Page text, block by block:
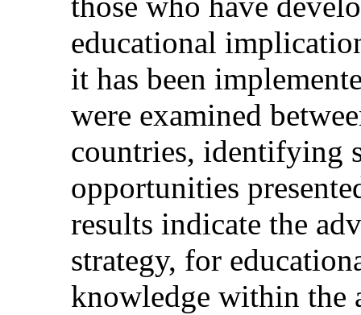
educational
it has been
were examined
countries, identifying
opportunities
results indicate the
strategy, for
knowledge within the